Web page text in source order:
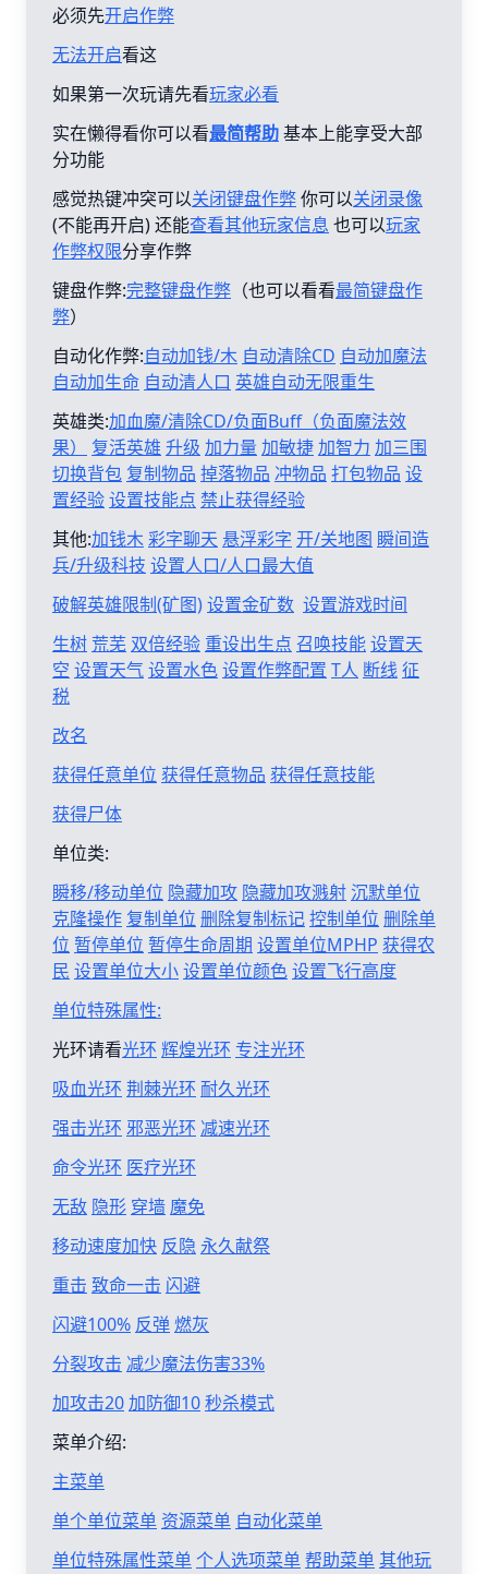
必须先开启作弊
无法开启看这
如果第一次玩请先看玩家必看
实在懒得看你可以看最简帮助基本上能享受大部
分功能
感觉热键冲突可以关闭键盘作弊你可以关闭录像
(不能再开启) 还能查看其他玩家信息 也可以玩家
作弊权限分享作弊
键盘作弊:完整键盘作弊 （也可以看看最简键盘作
弊）
自动化作弊:自动加钱/木 自动清除CD 自动加魔法
自动加生命 自动清人口 英雄自动无限重生
英雄类:加血魔/清除CD/负面Buff（负面魔法效
果）
复活英雄 升级 加力量 加敏捷加智力 加三围
切换背包 复制物品 掉落物品 冲物品 打包物品 设
置经验设置技能点 禁止获得经验
其他:加钱木彩字聊天 悬浮彩字 开/关地图 瞬间造
兵/升级科技 设置人口/人口最大值
破解英雄限制(矿图)设置金矿数 设置游戏时间
生树 荒芜 双倍经验 重设出生点 召唤技能设置天
空 设置天气设置水色设置作弊配置 T人 断线征
税
改名
获得任意单位 获得任意物品 获得任意技能
获得尸体
单位类:
瞬移/移动单位 隐藏加攻 隐藏加攻溅射沉默单位
克隆操作 复制单位 删除复制标记控制单位 删除单
位 暂停单位 暂停生命周期 设置单位MPHP 获得农
民 设置单位大小设置单位颜色设置飞行高度
单位特殊属性:
光环请看光环 辉煌光环 专注光环
吸血光环 荆棘光环 耐久光环
强击光环 邪恶光环 减速光环
命令光环 医疗光环
无敌 隐形 穿墙 魔免
移动速度加快 反隐 永久献祭
重击 致命一击 闪避
闪避100% 反弹燃灰
分裂攻击 减少魔法伤害33%
加攻击20加防御10秒杀模式
菜单介绍:
主菜单
单个单位菜单 资源菜单 自动化菜单
单位特殊属性菜单个人选项菜单帮助菜单其他玩